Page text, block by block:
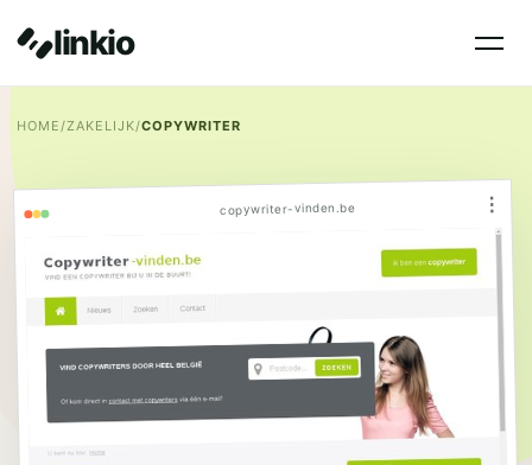
linkio
HOME/ZAKELIJK/COPYWRITER
copywriter-vinden.be ⋮